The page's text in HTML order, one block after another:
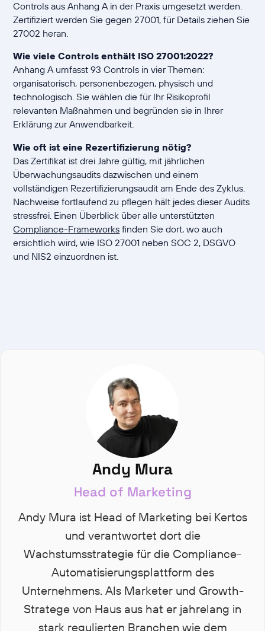
Controls aus Anhang A in der Praxis umgesetzt werden.
Zertifiziert werden Sie gegen 27001, für Details ziehen Sie
27002 heran.
Wie viele Controls enthält ISO 27001:2022?
Anhang A umfasst 93 Controls in vier Themen:
organisatorisch, personenbezogen, physisch und
technologisch. Sie wählen die für Ihr Risikoprofil
relevanten Maßnahmen und begründen sie in Ihrer
Erklärung zur Anwendbarkeit.
Wie oft ist eine Rezertifizierung nötig?
Das Zertifikat ist drei Jahre gültig, mit jährlichen
Überwachungsaudits dazwischen und einem
vollständigen Rezertifizierungsaudit am Ende des Zyklus.
Nachweise fortlaufend zu pflegen hält jedes dieser Audits
stressfrei. Einen Überblick über alle unterstützten
Compliance-Frameworks finden Sie dort, wo auch
ersichtlich wird, wie ISO 27001 neben SOC 2, DSGVO
und NIS2 einzuordnen ist.
Andy Mura
Head of Marketing
Andy Mura ist Head of Marketing bei Kertos
und verantwortet dort die
Wachstumsstrategie für die Compliance-
Automatisierungsplattform des
Unternehmens. Als Marketer und Growth-
Stratege von Haus aus hat er jahrelang in
stark regulierten Branchen wie dem